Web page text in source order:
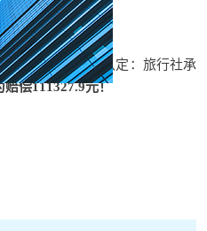
诉法庭，经判决认定：旅行社承
赔偿111327.9元！